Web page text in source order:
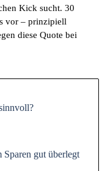
Kick sucht. 30
vor – prinzipiell
diese Quote bei
Sparen gut überlegt